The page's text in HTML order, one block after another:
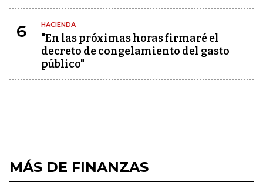
6 HACIENDA
"En las próximas horas firmaré el
decreto de congelamiento del gasto
público"
MÁS DE FINANZAS